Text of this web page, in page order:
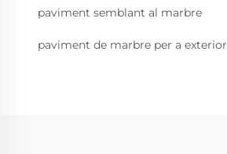
paviment semblant al marbre
paviment de marbre per a exterior